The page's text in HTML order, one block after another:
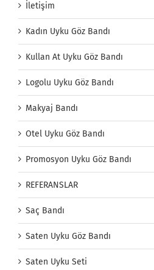
İletişim
Kadın Uyku Göz Bandı
Kullan At Uyku Göz Bandı
Logolu Uyku Göz Bandı
Makyaj Bandı
Otel Uyku Göz Bandı
Promosyon Uyku Göz Bandı
REFERANSLAR
Saç Bandı
Saten Uyku Göz Bandı
Saten Uyku Seti